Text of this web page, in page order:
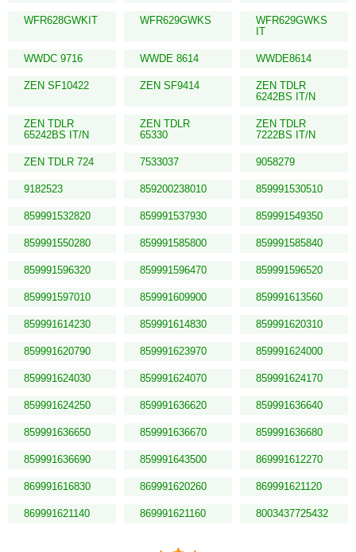
WFR628GWKIT WFR629GWKS
WFR629GWKS
IT
WWDC 9716 WWDE 8614 WWDE8614
ZEN SF10422 ZEN SF9414
ZEN TDLR
6242BS IT/N
ZEN TDLR
65242BS IT/N
ZEN TDLR
65330
ZEN TDLR
7222BS IT/N
ZEN TDLR 724 7533037 9058279
9182523 859200238010 859991530510
859991532820 859991537930 859991549350
859991550280 859991585800 859991585840
859991596320 859991596470 859991596520
859991597010 859991609900 859991613560
859991614230 859991614830 859991620310
859991620790 859991623970 859991624000
859991624030 859991624070 859991624170
859991624250 859991636620 859991636640
859991636650 859991636670 859991636680
859991636690 859991643500 869991612270
869991616830 869991620260 869991621120
869991621140 869991621160 8003437725432